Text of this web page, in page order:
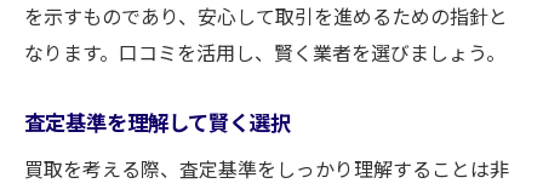
を示すものであり、安心して取引を進めるための指針と
なります。口コミを活用し、賢く業者を選びましょう。
査定基準を理解して賢く選択
買取を考える際、査定基準をしっかり理解することは非